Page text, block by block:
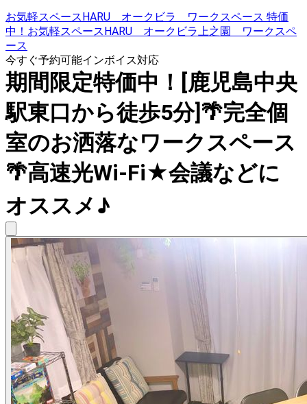
お気軽スペースHARU オークビラ ワークスペース 特価
中！お気軽スペースHARU オークビラ上之園 ワークスペ
ース
今すぐ予約可能インボイス対応
期間限定特価中！[鹿児島中央
駅東口から徒歩5分]🌴完全個
室のお洒落なワークスペース
🌴高速光Wi-Fi★会議などに
オススメ♪